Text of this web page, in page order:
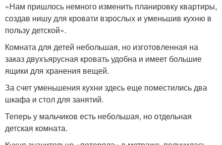
«Нам пришлось немного изменить планировку квартиры,
создав нишу для кровати взрослых и уменьшив кухню в
пользу детской».
Комната для детей небольшая, но изготовленная на
заказ двухъярусная кровать удобна и имеет большие
ящики для хранения вещей.
За счет уменьшения кухни здесь еще поместились два
шкафа и стол для занятий.
Теперь у мальчиков есть небольшая, но отдельная
детская комната.